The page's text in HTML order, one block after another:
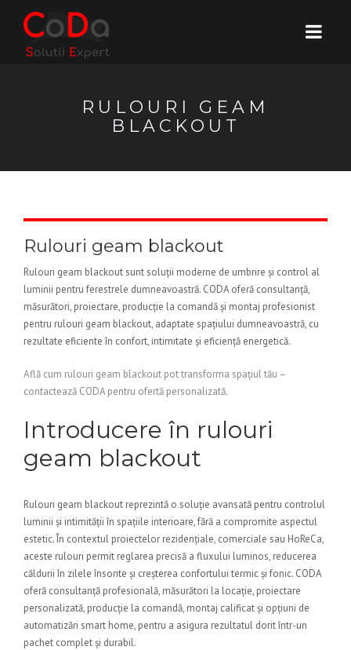
RULOURI GEAM
BLACKOUT
Rulouri geam blackout
Rulouri geam blackout sunt soluții moderne de umbrire și control al
luminii pentru ferestrele dumneavoastră. CODA oferă consultanță,
măsurători, proiectare, producție la comandă și montaj profesionist
pentru rulouri geam blackout, adaptate spațiului dumneavoastră, cu
rezultate eficiente în confort, intimitate și eficiență energetică.
Află cum rulouri geam blackout pot transforma spațiul tău –
contactează CODA pentru ofertă personalizată.
Introducere în rulouri
geam blackout
Rulouri geam blackout reprezintă o soluție avansată pentru controlul
luminii și intimității în spațiile interioare, fără a compromite aspectul
estetic. În contextul proiectelor rezidențiale, comerciale sau HoReCa,
aceste rulouri permit reglarea precisă a fluxului luminos, reducerea
căldurii în zilele însorite și creșterea confortului termic și fonic. CODA
oferă consultanță profesională, măsurători la locație, proiectare
personalizată, producție la comandă, montaj calificat și opțiuni de
automatizări smart home, pentru a asigura rezultatul dorit într-un
pachet complet și durabil.